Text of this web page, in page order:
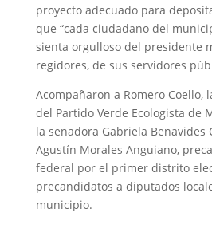
proyecto adecuado para
que “cada ciudadano del
sienta orgulloso del presidente
regidores, de sus servidores
Acompañaron a Romero Coello,
del Partido Verde Ecologista de
la senadora Gabriela Benavides
Agustín Morales Anguiano,
federal por el primer distrito
precandidatos a diputados
municipio.